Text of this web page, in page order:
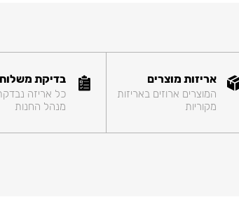
אריזות מוצרים
המוצרים ארוזים באריזות
מקוריות
בדיקת משלוח
כל אריזה
מנהל החנות